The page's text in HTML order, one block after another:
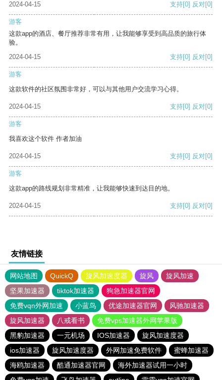
2024-04-15
支持[0] 反对[0]
游客
这款app的酒店、餐厅推荐非常有用，让我能够享受到高品质的旅行体
验。
2024-04-15
支持[0] 反对[0]
游客
这款软件的社区氛围非常好，可以与其他用户交流学习心得。
2024-04-15 支持[0] 反对[0]
游客
我喜欢这个软件 作者加油
2024-04-15 支持[0] 反对[0]
游客
这款app的路线规划非常精准，让我能够快速到达目的地。
2024-04-15 支持[0] 反对[0]
友情链接
网站地图 QuickQ 旋风加速度器 旋风
旋风加速
坚果加速器
tiktok加速器
狗急加速器官网
免费vqn外网加速
小蓝鸟 优途加速器官网
风驰加速器
旋风加速器
八戒看书
免费vps加速器外网苹果版
黑豹加速器
一元机场 IOS加速器
旋风加速度器
ios加速器
旋风加速度器 外网加速免费软件
蜜蜂加速器
海鸥加速器
酷通加速器官网
海外加速器试用一小时